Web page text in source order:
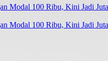
Modal 100 Ribu, Kini Jadi